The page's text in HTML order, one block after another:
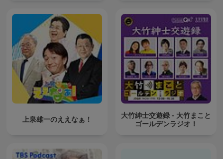
上泉雄一のええなぁ！
大竹紳士交遊録 - 大竹まこと
ゴールデンラジオ！